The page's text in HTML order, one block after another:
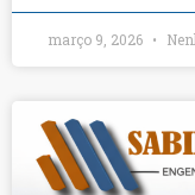
março 9, 2026